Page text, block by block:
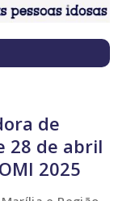
de
28 de abril
2025